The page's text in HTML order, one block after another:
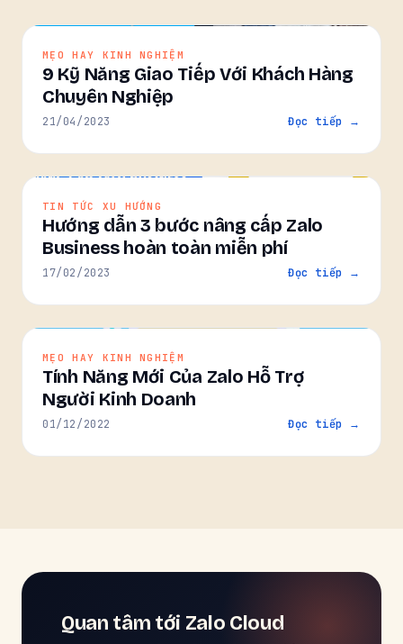
MẸO HAY KINH NGHIỆM
9 Kỹ Năng Giao Tiếp Với Khách Hàng
Chuyên Nghiệp
21/04/2023 Đọc tiếp →
TIN TỨC XU HƯỚNG
Hướng dẫn 3 bước nâng cấp Zalo
Business hoàn toàn miễn phí
17/02/2023 Đọc tiếp →
MẸO HAY KINH NGHIỆM
Tính Năng Mới Của Zalo Hỗ Trợ
Người Kinh Doanh
01/12/2022 Đọc tiếp →
Quan tâm tới Zalo Cloud